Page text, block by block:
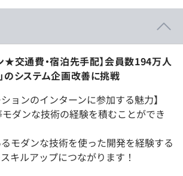
★交通費・宿泊先手配】会員数194万人
のシステム企画改善に挑戦
ョンのインターンに参加する魅力】
ダンな技術の経験を積むことができ
モダンな技術を使った開発を経験する
キルアップにつながります！